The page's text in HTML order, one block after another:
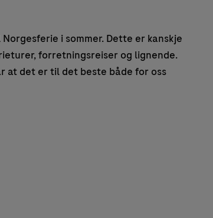
i sommer. Dette er kanskje
forretningsreiser og lignende.
at det er til det beste både for oss